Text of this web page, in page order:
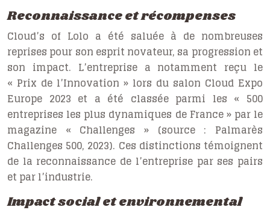
Reconnaissance et récompenses
Cloud’s of Lolo a été saluée à de nombreuses
reprises pour son esprit novateur, sa progression et
son impact. L’entreprise a notamment reçu le
« Prix de l’Innovation » lors du salon Cloud Expo
Europe 2023 et a été classée parmi les « 500
entreprises les plus dynamiques de France » par le
magazine « Challenges » (source : Palmarès
Challenges 500, 2023). Ces distinctions témoignent
de la reconnaissance de l’entreprise par ses pairs
et par l’industrie.
Impact social et environnemental